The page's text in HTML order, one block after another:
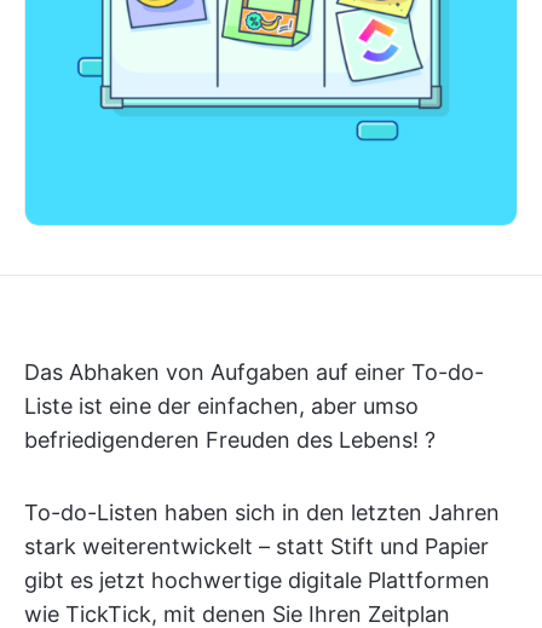
Das Abhaken von Aufgaben auf einer To-do-
Liste ist eine der einfachen, aber umso
befriedigenderen Freuden des Lebens! ?
To-do-Listen haben sich in den letzten Jahren
stark weiterentwickelt – statt Stift und Papier
gibt es jetzt hochwertige digitale Plattformen
wie TickTick, mit denen Sie Ihren Zeitplan